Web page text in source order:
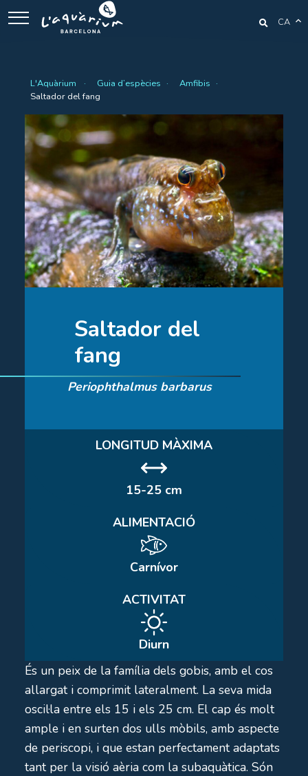
CA
L'Aquàrium Guia d’espècies
Amfibis
Saltador del fang
Saltador del
fang
Periophthalmus barbarus
LONGITUD MÀXIMA
15-25 cm
ALIMENTACIÓ
Carnívor
ACTIVITAT
Diurn
És un peix de la família dels gobis, amb el cos
allargat i comprimit lateralment. La seva mida
oscil·la entre els 15 i els 25 cm. El cap és molt
ample i en surten dos ulls mòbils, amb aspecte
de periscopi, i que estan perfectament adaptats
tant per la visió aèria com la subaquàtica. Són